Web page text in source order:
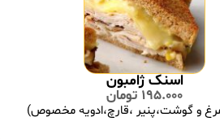
اسنک ژامبون
195.000 تومان
و گوشت،پنیر ،قارچ،ادویه مخصوص)